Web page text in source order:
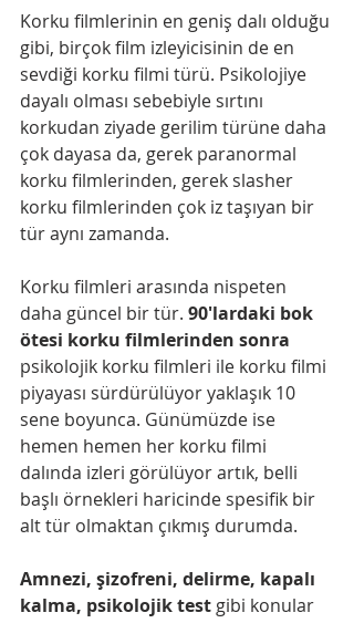
Korku filmlerinin en geniş dalı olduğu
gibi, birçok film izleyicisinin de en
sevdiği korku filmi türü. Psikolojiye
dayalı olması sebebiyle sırtını
korkudan ziyade gerilim türüne daha
çok dayasa da, gerek paranormal
korku filmlerinden, gerek slasher
korku filmlerinden çok iz taşıyan bir
tür aynı zamanda.
Korku filmleri arasında nispeten
daha güncel bir tür. 90'lardaki bok
ötesi korku filmlerinden sonra
psikolojik korku filmleri ile korku filmi
piyayası sürdürülüyor yaklaşık 10
sene boyunca. Günümüzde ise
hemen hemen her korku filmi
dalında izleri görülüyor artık, belli
başlı örnekleri haricinde spesifik bir
alt tür olmaktan çıkmış durumda.
Amnezi, şizofreni, delirme, kapalı
kalma, psikolojik test gibi konular